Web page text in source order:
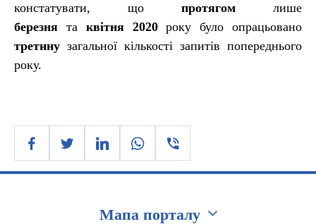
констатувати, що протягом лише
березня таквітня 2020року було опрацьовано
третину загальної кількості запитів попереднього
року.
Мапа порталу